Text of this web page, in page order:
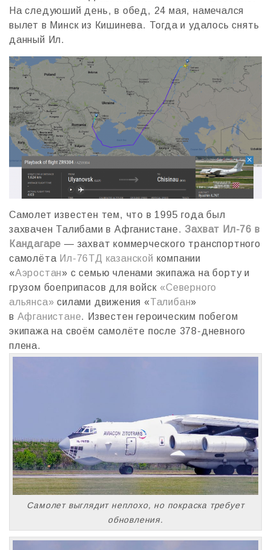
На следуюший день, в обед, 24 мая, намечался
вылет в Минск из Кишинева. Тогда и удалось снять
данный Ил.
Самолет известен тем, что в 1995 года был
захвачен Талибами в Афганистане. Захват Ил-76 в
Кандагаре — захват коммерческого транспортного
самолёта Ил-76ТД казанской компании
«Аэростан» с семью членами экипажа на борту и
грузом боеприпасов для войск «Северного
альянса» силами движения «Талибан»
в Афганистане. Известен героическим побегом
экипажа на своём самолёте после 378-дневного
плена.
Самолет выглядит неплохо, но покраска требует
обновления.